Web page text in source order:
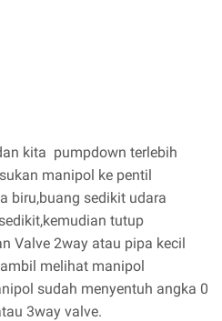
kita pumpdown terlebih
manipol ke pentil
biru,buang sedikit udara
tutup
Valve 2way atau pipa kecil
melihat manipol
sudah menyentuh angka 0
3way valve.